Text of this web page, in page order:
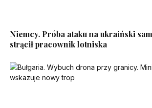
Niemcy. Próba ataku na ukraiński
strącił pracownik lotniska